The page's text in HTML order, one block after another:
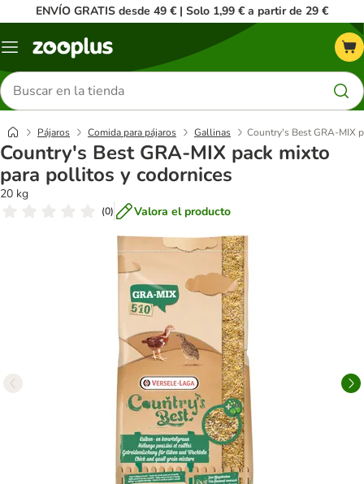
ENVÍO GRATIS desde 49 € | Solo 1,99 € a partir de 29 €
Menú
Buscar
productos
Pájaros Comida para pájaros Gallinas Country's Best GRA-MIX
Country's Best GRA-MIX pack mixto
para pollitos y codornices
20 kg
(0) Valora el producto